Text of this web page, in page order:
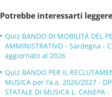
Potrebbe interessarti
Quiz BANDO DI MOBILITÀ DEL
AMMINISTRATIVO - Sardegna -
aggiornato al 2026
Quiz BANDO PER IL
MUSICA per l’a.a. 2026/2027 -
STATALE DI MUSICA L.